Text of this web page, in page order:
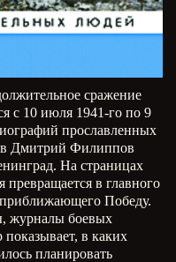
сражение
с 10 июля 1941-го по 9
прославленных
Дмитрий Филиппов
На страницах
превращается в главного
приближающего Победу.
журналы боевых
в каких
планировать